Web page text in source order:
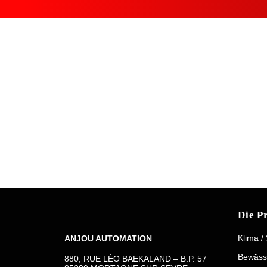
ANJOU AUTOMATION
880, RUE LÉO BAEKALAND – B.P. 57
Die
Klima /